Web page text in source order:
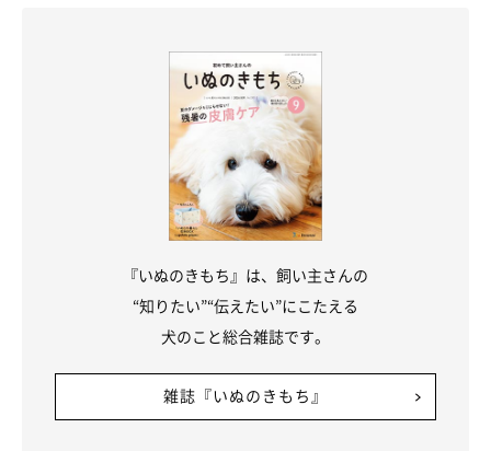
『いぬのきもち』は、飼い主さんの
“知りたい”“伝えたい”にこたえる
犬のこと総合雑誌です。
雑誌『いぬのきもち』